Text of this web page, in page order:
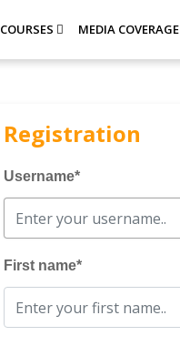
COURSES MEDIA COVERAGE
Registration
Username*
First name*